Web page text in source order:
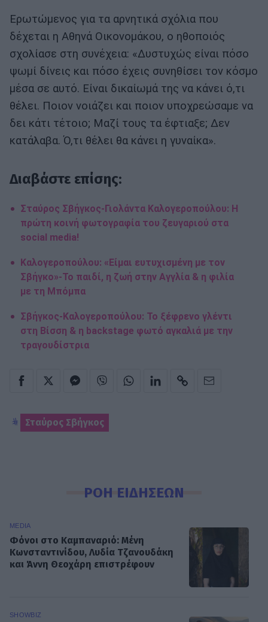
Ερωτώμενος για τα αρνητικά σχόλια που
δέχεται η Αθηνά Οικονομάκου, ο ηθοποιός
σχολίασε στη συνέχεια: «Δυστυχώς είναι πόσο
ψωμί δίνεις και πόσο έχεις συνηθίσει τον κόσμο
μέσα σε αυτό. Είναι δικαίωμά της να κάνει ό,τι
θέλει. Ποιον νοιάζει και ποιον υποχρεώσαμε να
δει κάτι τέτοιο; Μαζί τους τα έφτιαξε; Δεν
κατάλαβα. Ό,τι θέλει θα κάνει η γυναίκα».
Διαβάστε επίσης:
Σταύρος Σβήγκος-Γιολάντα Καλογεροπούλου: H
πρώτη κοινή φωτογραφία του ζευγαριού στα
social media!
Καλογεροπούλου: «Είμαι ευτυχισμένη με τον
Σβήγκο»-Το παιδί, η ζωή στην Αγγλία & η φιλία
με τη Μπόμπα
Σβήγκος-Καλογεροπούλου: Το ξέφρενο γλέντι
στη Βίσση & η backstage φωτό αγκαλιά με την
τραγουδίστρια
Σταύρος Σβήγκος
ΡΟΗ ΕΙΔΗΣΕΩΝ
MEDIA
Φόνοι στο Καμπαναριό: Μένη
Κωνσταντινίδου, Λυδία Τζανουδάκη
και Άννη Θεοχάρη επιστρέφουν
SHOWBIZ